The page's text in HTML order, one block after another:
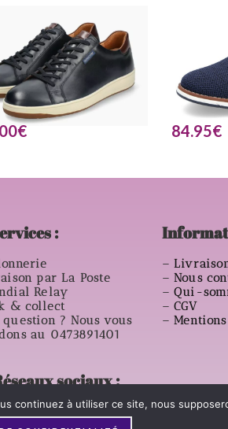
€ 84.95€
:
par La Poste
Relay
& collect
question ? Nous vous
au 0473891401
sociaux :
–
– Nous
– Qui-
– CGV
–
continuez à utiliser ce site, nous